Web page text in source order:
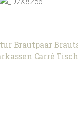
Brautpaar
Carré